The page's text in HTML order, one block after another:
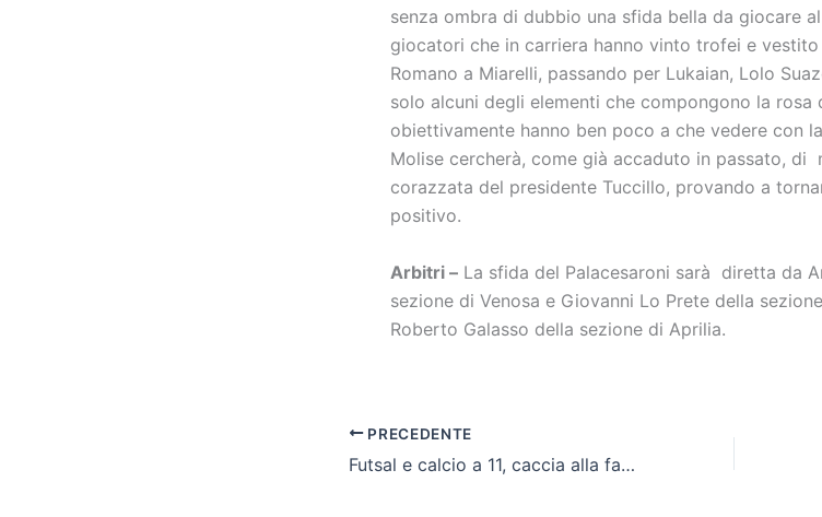
senza ombra di dubbio una sfida bella da giocare
giocatori che in carriera hanno vinto trofei e
Romano a Miarelli, passando per Lukaian, Lolo
solo alcuni degli elementi che compongono la rosa
obiettivamente hanno ben poco a che vedere con
Molise cercherà, come già accaduto in passato,
corazzata del presidente Tuccillo, provando a
positivo.
Arbitri – La sfida del Palacesaroni sarà diretta da
sezione di Venosa e Giovanni Lo Prete della
Roberto Galasso della sezione di Aprilia.
PRECEDENTE
Futsal e calcio a 11, caccia alla fase finale dei Cnu